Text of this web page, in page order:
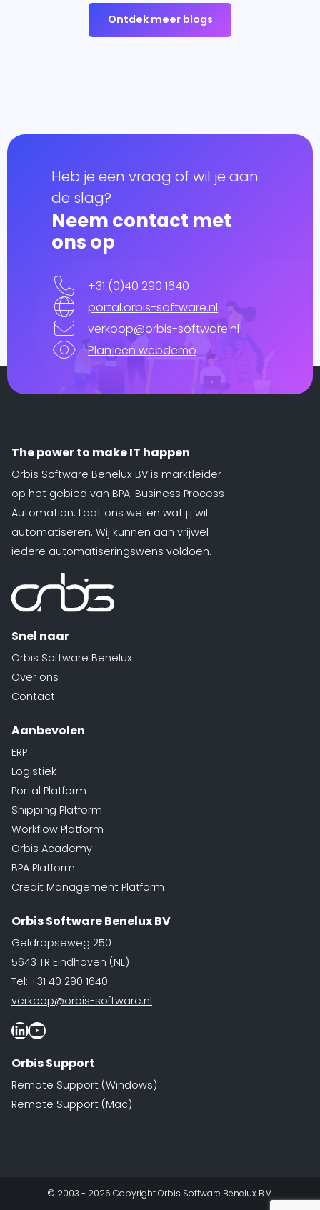
Ontdek meer blogs
Heb je een vraag of wil je aan
de slag?
Neem contact met
ons op
+31 (0)40 290 1640
portal.orbis-software.nl
verkoop@orbis-software.nl
Plan een webdemo
The power to make IT happen
Orbis Software Benelux BV is marktleider
op het gebied van BPA: Business Process
Automation. Laat ons weten wat jij wil
automatiseren. Wij kunnen aan vrijwel
iedere automatiseringswens voldoen.
Snel naar
Orbis Software Benelux
Over ons
Contact
Aanbevolen
ERP
Logistiek
Portal Platform
Shipping Platform
Workflow Platform
Orbis Academy
BPA Platform
Credit Management Platform
Orbis Software Benelux BV
Geldropseweg 250
5643 TR Eindhoven (NL)
Tel: +31 40 290 1640
verkoop@orbis-software.nl
LinkedIn
Youtube
Orbis Support
Remote Support (Windows)
Remote Support (Mac)
© 2003 - 2026 Copyright Orbis Software Benelux B.V.